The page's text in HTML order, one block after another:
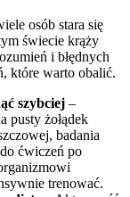
osób stara się
świecie krąży
i błędnych
które warto obalić.
szybciej –
pusty żołądek
badania
ćwiczeń po
trenować.